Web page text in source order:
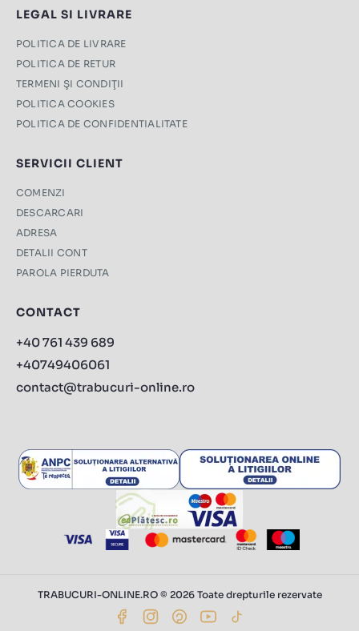
LEGAL SI LIVRARE
POLITICA DE LIVRARE
POLITICA DE RETUR
TERMENI ŞI CONDIŢII
POLITICA COOKIES
POLITICA DE CONFIDENTIALITATE
SERVICII CLIENT
COMENZI
DESCARCARI
ADRESA
DETALII CONT
PAROLA PIERDUTA
CONTACT
+40 761 439 689
+40749406061
contact@trabucuri-online.ro
TRABUCURI-ONLINE.RO © 2026 Toate drepturile rezervate